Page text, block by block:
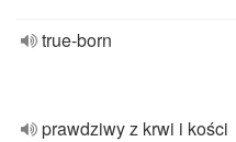
true-born
prawdziwy z krwi i kości